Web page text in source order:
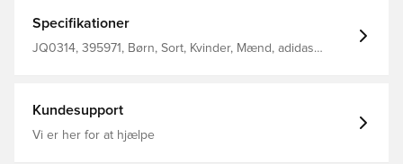
skaltå-design giver et flot og opdateret look. Ekstra
polstring i pløsen og hælen giver komfort og støtte til
uendelige eventyr. Lad disse ikoniske sko kickstarte din
Specifikationer
JQ0314, 395971, Børn, Sort, Kvinder, Mænd, adidas
Kundesupport
Vi er her for at hjælpe